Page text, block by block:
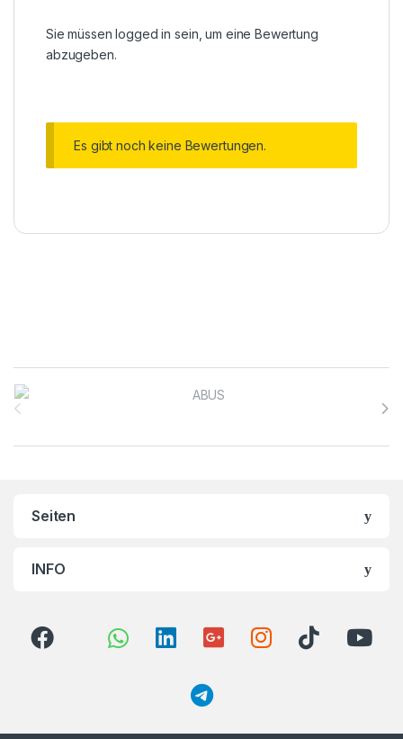
Sie müssenlogged in sein, um eine Bewertung
abzugeben.
Es gibt noch keine Bewertungen.
Brands Carousel
Seiten
INFO